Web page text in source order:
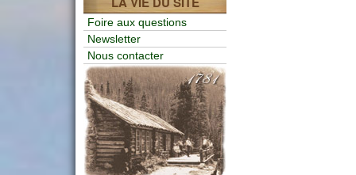
Foire aux questions
Newsletter
Nous contacter